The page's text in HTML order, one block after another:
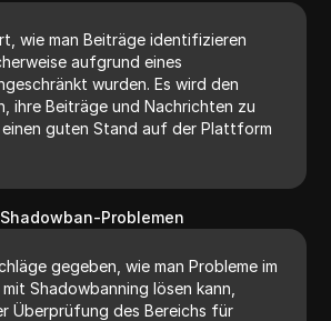
wie man Beiträge identifizieren
aufgrund eines
wurden. Es wird den
ihre Beiträge und Nachrichten zu
guten Stand auf der Plattform
Problemen
gegeben, wie man Probleme im
Shadowbanning lösen kann,
Überprüfung des Bereichs für